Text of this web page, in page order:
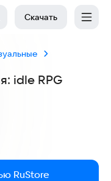
Скачать
idle RPG
RuStore